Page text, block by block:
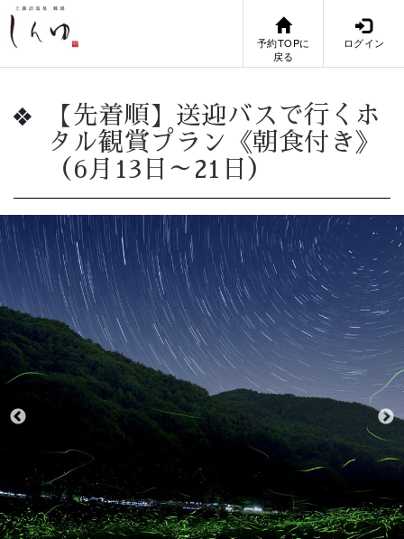
予約TOPに
戻る
ログイン
【先着順】送迎バスで行くホ
タル観賞プラン《朝食付き》
（6月13日～21日）